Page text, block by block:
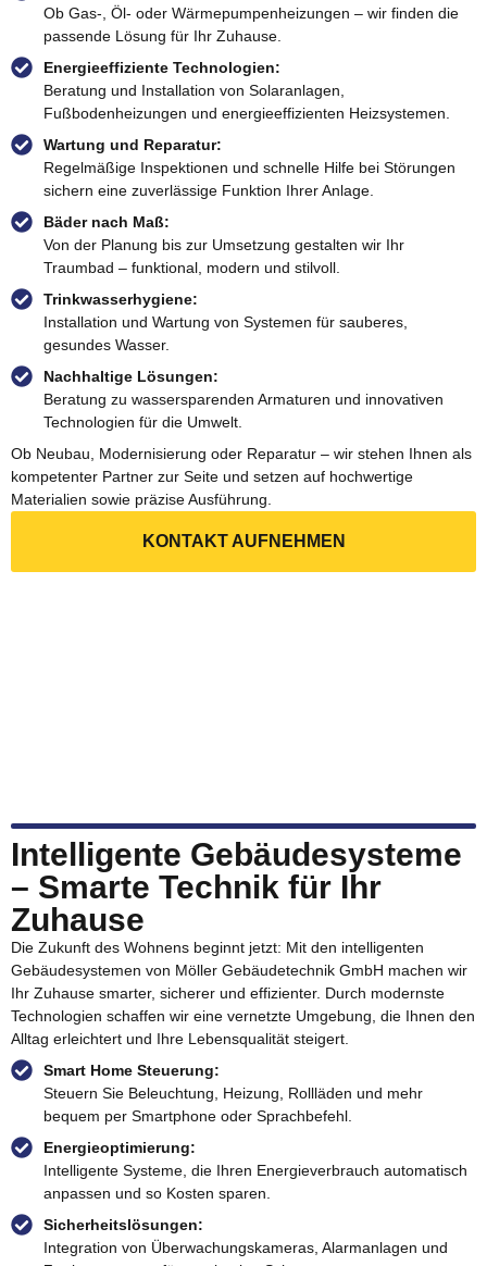
Ob Gas-, Öl- oder Wärmepumpenheizungen – wir finden die
passende Lösung für Ihr Zuhause.
Energieeffiziente Technologien:
Beratung und Installation von Solaranlagen,
Fußbodenheizungen und energieeffizienten Heizsystemen.
Wartung und Reparatur:
Regelmäßige Inspektionen und schnelle Hilfe bei Störungen
sichern eine zuverlässige Funktion Ihrer Anlage.
Bäder nach Maß:
Von der Planung bis zur Umsetzung gestalten wir Ihr
Traumbad – funktional, modern und stilvoll.
Trinkwasserhygiene:
Installation und Wartung von Systemen für sauberes,
gesundes Wasser.
Nachhaltige Lösungen:
Beratung zu wassersparenden Armaturen und innovativen
Technologien für die Umwelt.
Ob Neubau, Modernisierung oder Reparatur – wir stehen Ihnen als
kompetenter Partner zur Seite und setzen auf hochwertige
Materialien sowie präzise Ausführung.
KONTAKT AUFNEHMEN
Intelligente Gebäudesysteme
– Smarte Technik für Ihr
Zuhause
Die Zukunft des Wohnens beginnt jetzt: Mit den intelligenten
Gebäudesystemen von Möller Gebäudetechnik GmbH machen wir
Ihr Zuhause smarter, sicherer und effizienter. Durch modernste
Technologien schaffen wir eine vernetzte Umgebung, die Ihnen den
Alltag erleichtert und Ihre Lebensqualität steigert.
Smart Home Steuerung:
Steuern Sie Beleuchtung, Heizung, Rollläden und mehr
bequem per Smartphone oder Sprachbefehl.
Energieoptimierung:
Intelligente Systeme, die Ihren Energieverbrauch automatisch
anpassen und so Kosten sparen.
Sicherheitslösungen:
Integration von Überwachungskameras, Alarmanlagen und